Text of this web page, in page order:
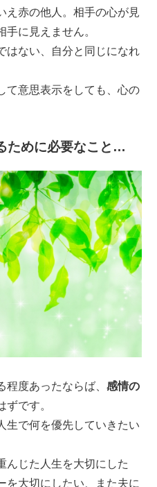
え赤の他人。相手の心が見
手に見えません。
はない、自分と同じになれ
て意思表示をしても、心の
ために必要なこと…
度あったならば、 感情の
ずです。
生で何を優先していきたい
んじた人生を大切にした
を大切にしたい、また夫に